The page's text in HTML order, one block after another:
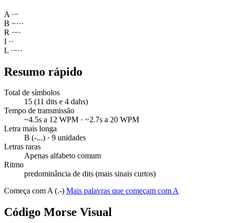
A ·−
B −···
R ·−·
I ··
L ·−··
Resumo rápido
Total de símbolos
15 (11 dits e 4 dahs)
Tempo de transmissão
~4.5s a 12 WPM · ~2.7s a 20 WPM
Letra mais longa
B (-...) · 9 unidades
Letras raras
Apenas alfabeto comum
Ritmo
predominância de dits (mais sinais curtos)
Começa com A (.-) Mais palavras que começam com A
Código Morse Visual